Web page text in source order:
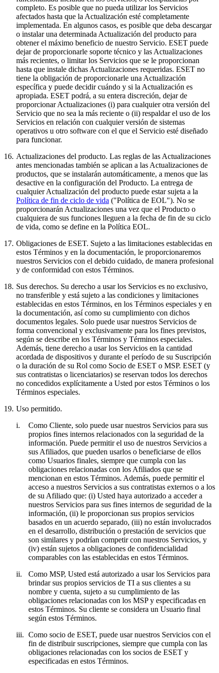
completo. Es posible que no pueda utilizar los Servicios
afectados hasta que la Actualización esté completamente
implementada. En algunos casos, es posible que deba descargar
o instalar una determinada Actualización del producto para
obtener el máximo beneficio de nuestro Servicio. ESET puede
dejar de proporcionarle soporte técnico y las Actualizaciones
más recientes, o limitar los Servicios que se le proporcionan
hasta que instale dichas Actualizaciones requeridas. ESET no
tiene la obligación de proporcionarle una Actualización
específica y puede decidir cuándo y si la Actualización es
apropiada. ESET podrá, a su entera discreción, dejar de
proporcionar Actualizaciones (i) para cualquier otra versión del
Servicio que no sea la más reciente o (ii) respaldar el uso de los
Servicios en relación con cualquier versión de sistemas
operativos u otro software con el que el Servicio esté diseñado
para funcionar.
16. Actualizaciones del producto. Las reglas de las Actualizaciones
antes mencionadas también se aplican a las Actualizaciones de
productos, que se instalarán automáticamente, a menos que las
desactive en la configuración del Producto. La entrega de
cualquier Actualización del producto puede estar sujeta a la
Política de fin de ciclo de vida ("Política de EOL"). No se
proporcionarán Actualizaciones una vez que el Producto o
cualquiera de sus funciones lleguen a la fecha de fin de su ciclo
de vida, como se define en la Política EOL.
17. Obligaciones de ESET. Sujeto a las limitaciones establecidas en
estos Términos y en la documentación, le proporcionaremos
nuestros Servicios con el debido cuidado, de manera profesional
y de conformidad con estos Términos.
18. Sus derechos. Su derecho a usar los Servicios es no exclusivo,
no transferible y está sujeto a las condiciones y limitaciones
establecidas en estos Términos, en los Términos especiales y en
la documentación, así como su cumplimiento con dichos
documentos legales. Solo puede usar nuestros Servicios de
forma convencional y exclusivamente para los fines previstos,
según se describe en los Términos y Términos especiales.
Además, tiene derecho a usar los Servicios en la cantidad
acordada de dispositivos y durante el período de su Suscripción
o la duración de su Rol como Socio de ESET o MSP. ESET (y
sus contratistas o licenciatarios) se reservan todos los derechos
no concedidos explícitamente a Usted por estos Términos o los
Términos especiales.
19. Uso permitido.
i.
Como Cliente, solo puede usar nuestros Servicios para sus
propios fines internos relacionados con la seguridad de la
información. Puede permitir el uso de nuestros Servicios a
sus Afiliados, que pueden usarlos o beneficiarse de ellos
como Usuarios finales, siempre que cumpla con las
obligaciones relacionadas con los Afiliados que se
mencionan en estos Términos. Además, puede permitir el
acceso a nuestros Servicios a sus contratistas externos o a los
de su Afiliado que: (i) Usted haya autorizado a acceder a
nuestros Servicios para sus fines internos de seguridad de la
información, (ii) le proporcionan sus propios servicios
basados en un acuerdo separado, (iii) no están involucrados
en el desarrollo, distribución o prestación de servicios que
son similares y podrían competir con nuestros Servicios, y
(iv) están sujetos a obligaciones de confidencialidad
comparables con las establecidas en estos Términos.
ii.
Como MSP, Usted está autorizado a usar los Servicios para
brindar sus propios servicios de TI a sus clientes a su
nombre y cuenta, sujeto a su cumplimiento de las
obligaciones relacionadas con los MSP y especificadas en
estos Términos. Su cliente se considera un Usuario final
según estos Términos.
iii. Como socio de ESET, puede usar nuestros Servicios con el
fin de distribuir suscripciones, siempre que cumpla con las
obligaciones relacionadas con los socios de ESET y
especificadas en estos Términos.